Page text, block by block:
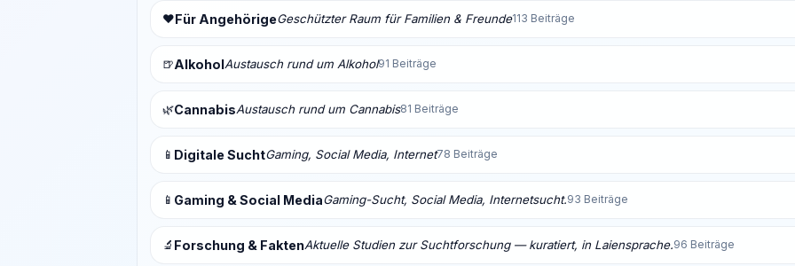
❤️Für AngehörigeGeschützter Raum für Familien & Freunde113 Beiträge
🍺AlkoholAustausch rund um Alkohol91 Beiträge
🌿CannabisAustausch rund um Cannabis81 Beiträge
📱 Digitale SuchtGaming, Social Media, Internet78 Beiträge
📱 Gaming & Social MediaGaming-Sucht, Social Media, Internetsucht.93 Beiträge
🔬 Forschung & FaktenAktuelle Studien zur Suchtforschung — kuratiert, in Laiensprache.96 Beiträge